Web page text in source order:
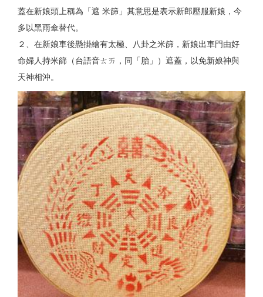
蓋在新娘頭上稱為「遮 米篩」其意思是表示新郎壓服新娘，今
多以黑雨傘替代。
２、在新娘車後懸掛繪有太極、八卦之米篩，新娘出車門由好
命婦人持米篩（台語音ㄊㄞ，同「胎」）遮蓋，以免新娘神與
天神相沖。